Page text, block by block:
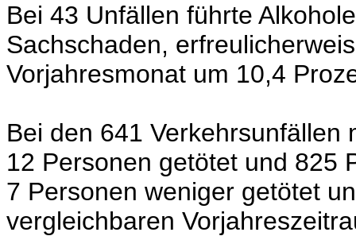
Bei 43 Unfällen führte
Sachschaden,
Vorjahresmonat um 10,4
Bei den 641
12 Personen getötet und 825
7 Personen weniger getötet
vergleichbaren